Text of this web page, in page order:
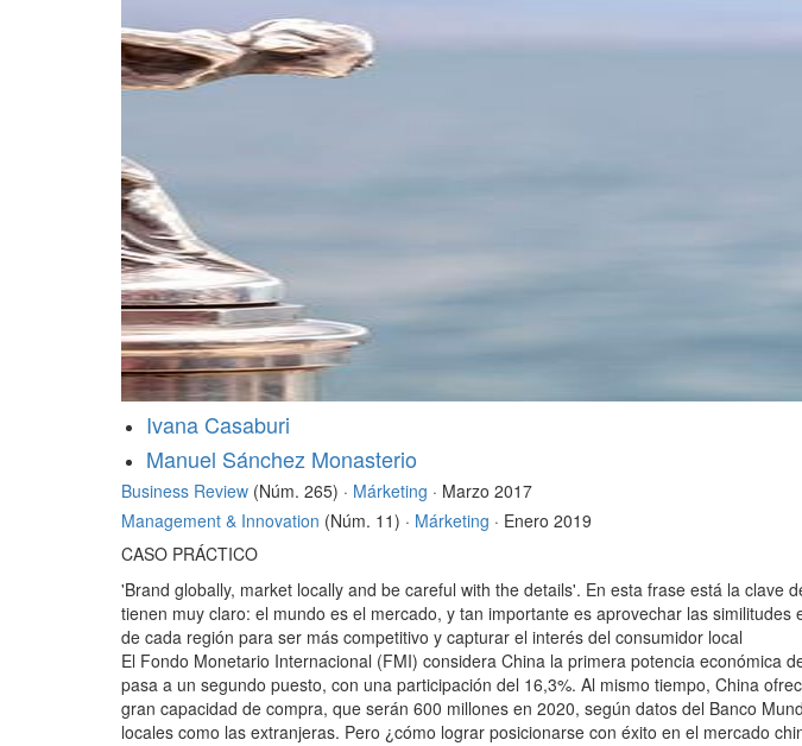
Ivana Casaburi
Manuel Sánchez Monasterio
Business Review (Núm. 265) · Márketing · Marzo 2017
Management & Innovation (Núm. 11) · Márketing · Enero 2019
CASO PRÁCTICO
'Brand globally, market locally and be careful with the details'. En esta frase está la
tienen muy claro: el mundo es el mercado, y tan importante es aprovechar las
de cada región para ser más competitivo y capturar el interés del consumidor local
El Fondo Monetario Internacional (FMI) considera China la primera potencia económica
pasa a un segundo puesto, con una participación del 16,3%. Al mismo tiempo, China
gran capacidad de compra, que serán 600 millones en 2020, según datos del Banco
locales como las extranjeras. Pero ¿cómo lograr posicionarse con éxito en el mercado